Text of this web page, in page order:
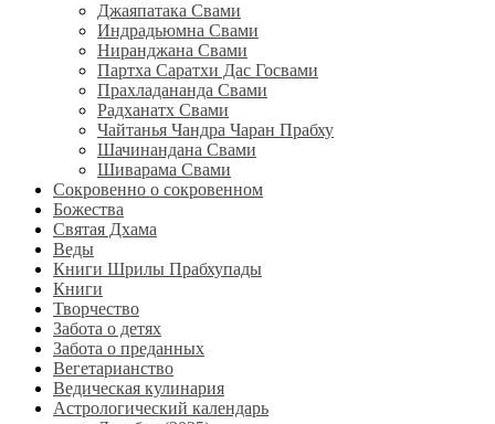
Джаяпатака Свами
Индрадьюмна Свами
Ниранджана Свами
Партха Саратхи Дас Госвами
Прахладананда Свами
Радханатх Свами
Чайтанья Чандра Чаран Прабху
Шачинандана Свами
Шиварама Свами
Сокровенно о сокровенном
Божества
Святая Дхама
Веды
Книги Шрилы Прабхупады
Книги
Творчество
Забота о детях
Забота о преданных
Вегетарианство
Ведическая кулинария
Астрологический календарь